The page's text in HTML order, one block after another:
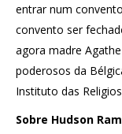
entrar num
convento ser
agora madre
poderosos da
Instituto das
Sobre Hudson